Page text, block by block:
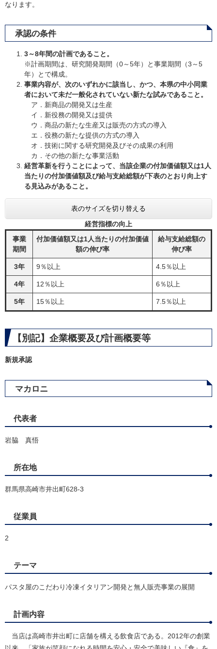
なります。
承認の条件
3～8年間の計画であること。
※計画期間は、研究開発期間（0～5年）と事業期間（3～5
年）とで構成。
事業内容が、次のいずれかに該当し、かつ、本県の中小同業
者において未だ一般化されていない新たな試みであること。
ア．新商品の開発又は生産
イ．新役務の開発又は提供
ウ．商品の新たな生産又は販売の方式の導入
エ．役務の新たな提供の方式の導入
オ．技術に関する研究開発及びその成果の利用
カ．その他の新たな事業活動
経営革新を行うことによって、当該企業の付加価値額又は1人
当たりの付加価値額及び給与支給総額が下表のとおり向上す
る見込みがあること。
表のサイズを切り替える
経営指標の向上
事業
期間
付加価値額又は1人当たりの付加価値
額の伸び率
給与支給総額の
伸び率
3年 9％以上 4.5％以上
4年 12％以上 6％以上
5年 15％以上 7.5％以上
【別記】企業概要及び計画概要等
新規承認
マカロニ
代表者
岩脇 真悟
所在地
群馬県高崎市井出町628-3
従業員
2
テーマ
パスタ屋のこだわり冷凍イタリアン開発と無人販売事業の展開
計画内容
当店は高崎市井出町に店舗を構える飲食店である。2012年の創業